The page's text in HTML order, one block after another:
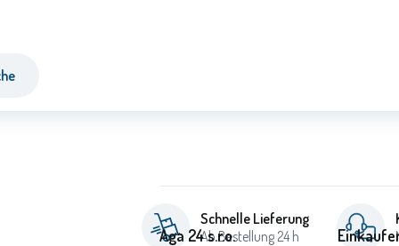
Schnelle Lieferung
Ab Bestellung 24 h
Aga 24 s.r.o.